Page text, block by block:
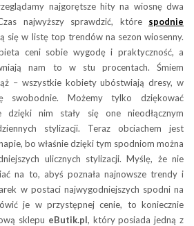
najgorętsze hity na wiosnę dwa
najwyższy sprawdzić, które spodnie
się w listę top trendów na sezon wiosenny.
ceni sobie wygodę i praktyczność, a
nam to w stu procentach. Śmiem
– wszystkie kobiety ubóstwiają dresy, w
swobodnie. Możemy tylko dziękować
nim stały się one nieodłącznym
stylizacji. Teraz obciachem jest
bo właśnie dzięki tym spodniom można
ulicznych stylizacji. Myślę, że nie
na to, abyś poznała najnowsze trendy i
w postaci najwygodniejszych spodni na
je w przystępnej cenie, to koniecznie
sklepu eButik.pl, który posiada jedną z